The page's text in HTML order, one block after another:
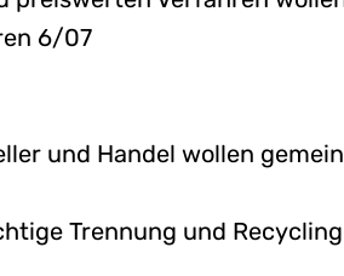
6/07
und Handel wollen
Trennung und